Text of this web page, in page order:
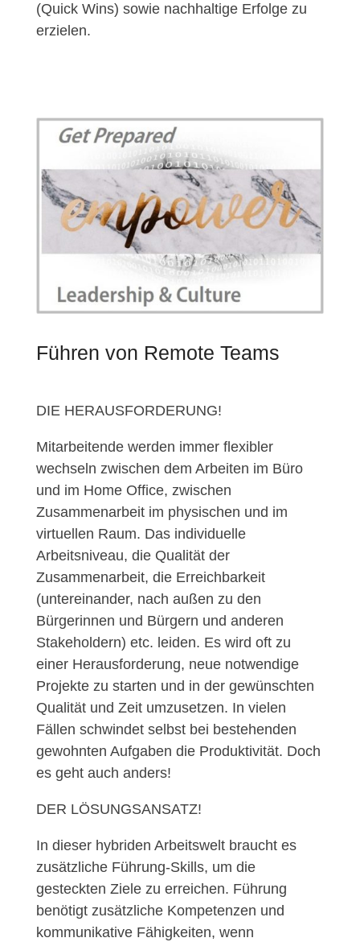
(Quick Wins) sowie nachhaltige Erfolge zu
erzielen.
Führen von Remote Teams
DIE HERAUSFORDERUNG!
Mitarbeitende werden immer flexibler
wechseln zwischen dem Arbeiten im Büro
und im Home Office, zwischen
Zusammenarbeit im physischen und im
virtuellen Raum. Das individuelle
Arbeitsniveau, die Qualität der
Zusammenarbeit, die Erreichbarkeit
(untereinander, nach außen zu den
Bürgerinnen und Bürgern und anderen
Stakeholdern) etc. leiden. Es wird oft zu
einer Herausforderung, neue notwendige
Projekte zu starten und in der gewünschten
Qualität und Zeit umzusetzen. In vielen
Fällen schwindet selbst bei bestehenden
gewohnten Aufgaben die Produktivität. Doch
es geht auch anders!
DER LÖSUNGSANSATZ!
In dieser hybriden Arbeitswelt braucht es
zusätzliche Führung-Skills, um die
gesteckten Ziele zu erreichen. Führung
benötigt zusätzliche Kompetenzen und
kommunikative Fähigkeiten, wenn